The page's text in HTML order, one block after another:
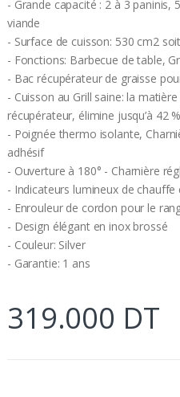
- Grande capacité : 2 à 3
viande
- Surface de cuisson: 530 cm2
- Fonctions: Barbecue de table,
- Bac récupérateur de graisse
- Cuisson au Grill saine: la
récupérateur, élimine jusqu’à 42
- Poignée thermo isolante,
adhésif
- Ouverture à 180° - Charnière
- Indicateurs lumineux de
- Enrouleur de cordon pour le
- Design élégant en inox brossé
- Couleur: Silver
- Garantie: 1 ans
319.000 DT